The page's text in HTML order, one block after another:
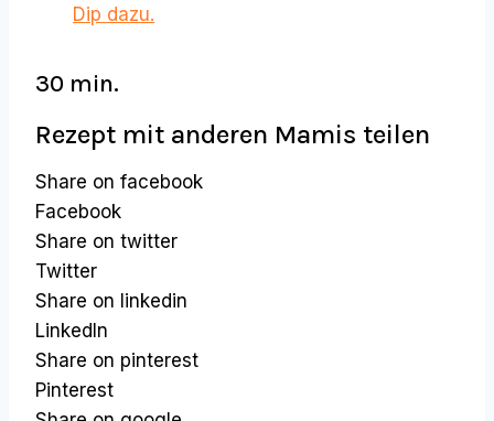
Dip dazu.
30 min.
Rezept mit anderen Mamis teilen
Share on facebook
Facebook
Share on twitter
Twitter
Share on linkedin
LinkedIn
Share on pinterest
Pinterest